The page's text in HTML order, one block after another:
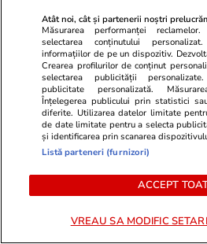
Lifestyle
Cum se scrie corect:
sau bine înțeles
Știri România
Atât noi, cât și partenerii noștri
Măsurarea performanței
selectarea conținutului
informațiilor de pe un dispozitiv.
Crearea profilurilor de conținut
selectarea publicității
publicitate personalizată.
Înțelegerea publicului prin statistici
diferite. Utilizarea datelor limitate
de date limitate pentru a selecta
și identificarea prin scanarea
Listă parteneri (furnizori)
ACCEPT
VREAU SA MODIFIC